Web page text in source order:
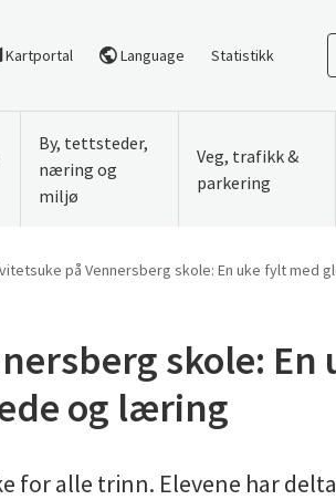
Kartportal Language Statistikk
By, tettsteder,
næring og
miljø
Veg, trafikk &
parkering
på Vennersberg skole: En uke fylt med
skole: En
og læring
for alle trinn. Elevene har